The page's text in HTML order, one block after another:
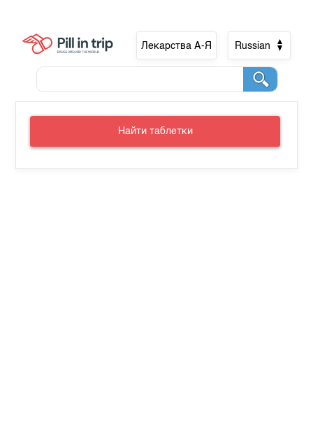
Лекарства А-Я Russian
Найти таблетки